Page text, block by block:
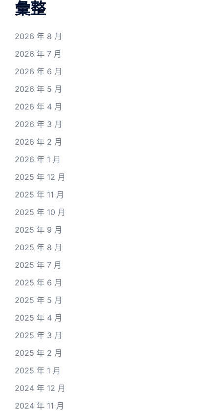
彙整
2026 年 8 月
2026 年 7 月
2026 年 6 月
2026 年 5 月
2026 年 4 月
2026 年 3 月
2026 年 2 月
2026 年 1 月
2025 年 12 月
2025 年 11 月
2025 年 10 月
2025 年 9 月
2025 年 8 月
2025 年 7 月
2025 年 6 月
2025 年 5 月
2025 年 4 月
2025 年 3 月
2025 年 2 月
2025 年 1 月
2024 年 12 月
2024 年 11 月